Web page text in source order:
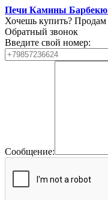
Печи Камины Барбекю
Хочешь купить?
Обратный звонок
Введите свой номер:
Сообщение: